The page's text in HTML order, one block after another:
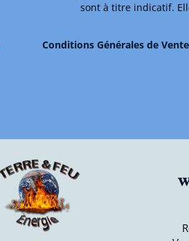
Conditions Générales de Vente
sont à titre indicatif.